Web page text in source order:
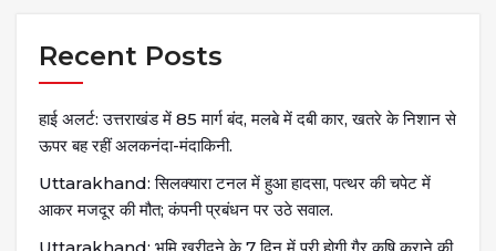
Recent Posts
हाई अलर्ट: उत्तराखंड में 85 मार्ग बंद, मलबे में दबी कार, खतरे के निशान से
ऊपर बह रहीं अलकनंदा-मंदाकिनी.
Uttarakhand: सिलक्यारा टनल में हुआ हादसा, पत्थर की चपेट में
आकर मजदूर की मौत; कंपनी प्रबंधन पर उठे सवाल.